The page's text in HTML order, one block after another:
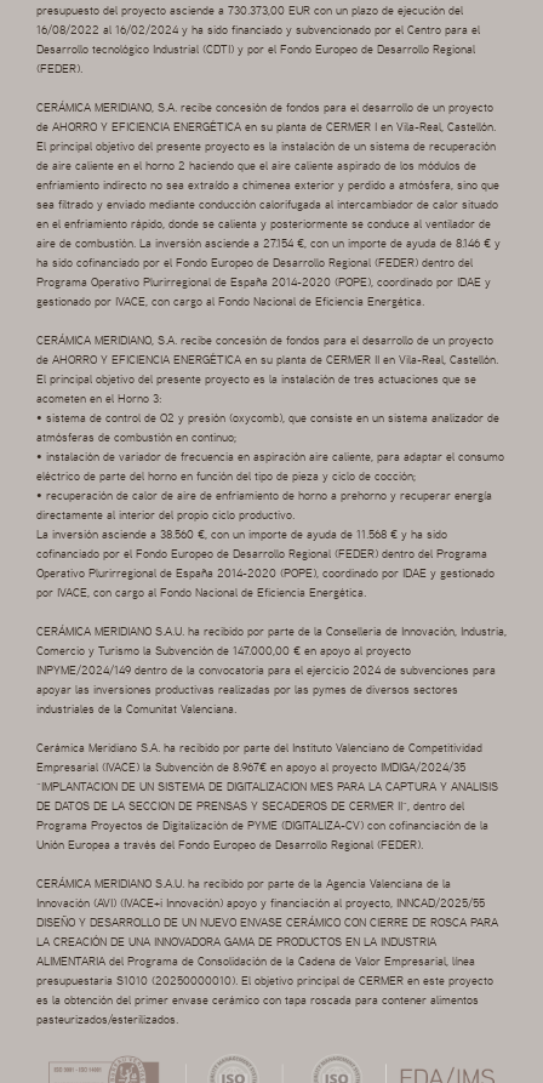
presupuesto del proyecto asciende a 730.373,00 EUR con un plazo de ejecución del
16/08/2022 al 16/02/2024 y ha sido financiado y subvencionado por el Centro para el
Desarrollo tecnológico Industrial (CDTI) y por el Fondo Europeo de Desarrollo Regional
(FEDER).
CERÁMICA MERIDIANO, S.A. recibe concesión de fondos para el desarrollo de un proyecto
de AHORRO Y EFICIENCIA ENERGÉTICA en su planta de CERMER I en Vila-Real, Castellón.
El principal objetivo del presente proyecto es la instalación de un sistema de recuperación
de aire caliente en el horno 2 haciendo que el aire caliente aspirado de los módulos de
enfriamiento indirecto no sea extraído a chimenea exterior y perdido a atmósfera, sino que
sea filtrado y enviado mediante conducción calorifugada al intercambiador de calor situado
en el enfriamiento rápido, donde se calienta y posteriormente se conduce al ventilador de
aire de combustión. La inversión asciende a 27.154 €, con un importe de ayuda de 8.146 € y
ha sido cofinanciado por el Fondo Europeo de Desarrollo Regional (FEDER) dentro del
Programa Operativo Plurirregional de España 2014-2020 (POPE), coordinado por IDAE y
gestionado por IVACE, con cargo al Fondo Nacional de Eficiencia Energética.
CERÁMICA MERIDIANO, S.A. recibe concesión de fondos para el desarrollo de un proyecto
de AHORRO Y EFICIENCIA ENERGÉTICA en su planta de CERMER II en Vila-Real, Castellón.
El principal objetivo del presente proyecto es la instalación de tres actuaciones que se
acometen en el Horno 3:
• sistema de control de O2 y presión (oxycomb), que consiste en un sistema analizador de
atmósferas de combustión en continuo;
• instalación de variador de frecuencia en aspiración aire caliente, para adaptar el consumo
eléctrico de parte del horno en función del tipo de pieza y ciclo de cocción;
• recuperación de calor de aire de enfriamiento de horno a prehorno y recuperar energía
directamente al interior del propio ciclo productivo.
La inversión asciende a 38.560 €, con un importe de ayuda de 11.568 € y ha sido
cofinanciado por el Fondo Europeo de Desarrollo Regional (FEDER) dentro del Programa
Operativo Plurirregional de España 2014-2020 (POPE), coordinado por IDAE y gestionado
por IVACE, con cargo al Fondo Nacional de Eficiencia Energética.
CERÁMICA MERIDIANO S.A.U. ha recibido por parte de la Conselleria de Innovación, Industria,
Comercio y Turismo la Subvención de 147.000,00 € en apoyo al proyecto
INPYME/2024/149 dentro de la convocatoria para el ejercicio 2024 de subvenciones para
apoyar las inversiones productivas realizadas por las pymes de diversos sectores
industriales de la Comunitat Valenciana.
Cerámica Meridiano S.A. ha recibido por parte del Instituto Valenciano de Competitividad
Empresarial (IVACE) la Subvención de 8.967€ en apoyo al proyecto IMDIGA/2024/35
“IMPLANTACION DE UN SISTEMA DE DIGITALIZACION MES PARA LA CAPTURA Y ANALISIS
DE DATOS DE LA SECCION DE PRENSAS Y SECADEROS DE CERMER II”, dentro del
Programa Proyectos de Digitalización de PYME (DIGITALIZA-CV) con cofinanciación de la
Unión Europea a través del Fondo Europeo de Desarrollo Regional (FEDER).
CERÁMICA MERIDIANO S.A.U. ha recibido por parte de la Agencia Valenciana de la
Innovación (AVI) (IVACE+i Innovación) apoyo y financiación al proyecto, INNCAD/2025/55
DISEÑO Y DESARROLLO DE UN NUEVO ENVASE CERÁMICO CON CIERRE DE ROSCA PARA
LA CREACIÓN DE UNA INNOVADORA GAMA DE PRODUCTOS EN LA INDUSTRIA
ALIMENTARIA del Programa de Consolidación de la Cadena de Valor Empresarial, línea
presupuestaria S1010 (20250000010). El objetivo principal de CERMER en este proyecto
es la obtención del primer envase cerámico con tapa roscada para contener alimentos
pasteurizados/esterilizados.